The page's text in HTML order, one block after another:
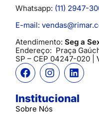
Whatsapp: (11) 2947-
E-mail:
Atendimento: Seg a
Endereço: Praça
SP – CEP 04247-020 |
Institucional
Sobre Nós